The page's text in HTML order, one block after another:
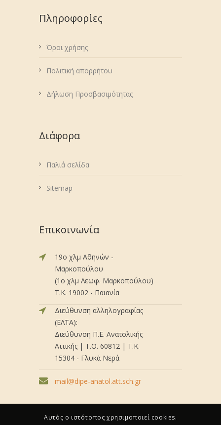
Πληροφορίες
Όροι χρήσης
Πολιτική απορρήτου
Δήλωση Προσβασιμότητας
Διάφορα
Παλιά σελίδα
Sitemap
Επικοινωνία
19ο χλμ Αθηνών -
Μαρκοπούλου
(1ο χλμ Λεωφ. Μαρκοπούλου)
Τ.Κ. 19002 - Παιανία
Διεύθυνση αλληλογραφίας
(ΕΛΤΑ):
Διεύθυνση Π.Ε. Ανατολικής
Αττικής | Τ.Θ. 60812 | Τ.Κ.
15304 - Γλυκά Νερά
mail@dipe-anatol.att.sch.gr
Αυτός ο ιστότοπος χρησιμοποιεί cookies.